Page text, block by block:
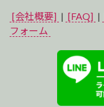
イ
ス
ト
[会社概要] | [FAQ] |
フォーム